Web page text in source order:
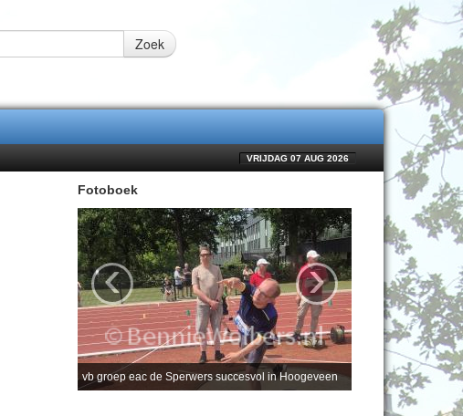
Zoek
VRIJDAG 07 AUG 2026
Fotoboek
vb groep eac de Sperwers succesvol in Hoogeveen
‹ ›